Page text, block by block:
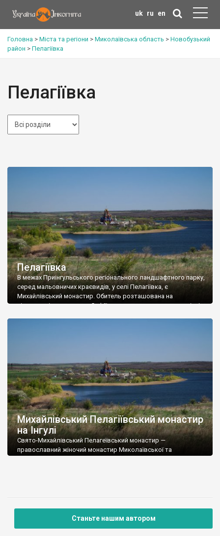
uk ru en
Головна > Міста та регіони > Миколаївська область > Новобузький
район > Пелагіївка
Пелагіївка
Пелагіївка
В межах Приінгульського регіонального ландшафтного парку,
серед мальовничих краєвидів, у селі Пелагіївка, є
Михайлівський монастир. Обитель розташована на
півострові, утвореному Софіївським водосховищем на річці
Михайлівський Пелагіївський монастир
на Інгулі
Свято-Михайлівський Пелагеївський монастир —
православний жіночий монастир Миколаївської та
Мученика Андрія Стратилата. Рукотворне диво на березі
Станьте нашим автором